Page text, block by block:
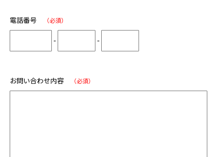
電話番号 （必須）
- -
お問い合わせ内容 （必須）